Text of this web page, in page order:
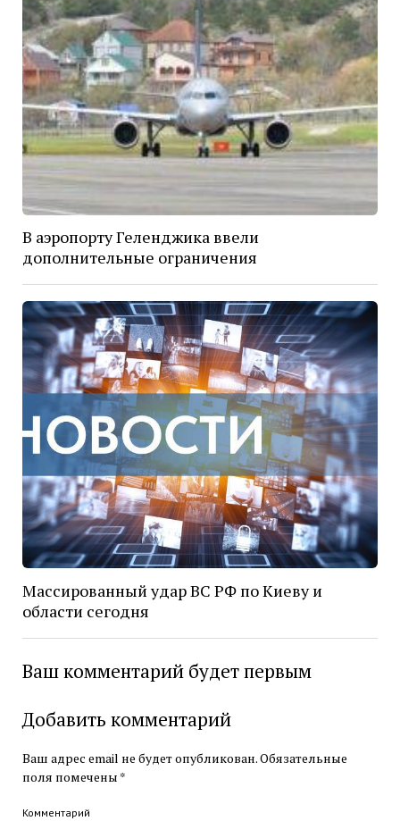
В аэропорту Геленджика ввели
дополнительные ограничения
Массированный удар ВС РФ по Киеву и
области сегодня
Ваш комментарий будет первым
Добавить комментарий
Ваш адрес email не будет опубликован.Обязательные
поля помечены *
Комментарий